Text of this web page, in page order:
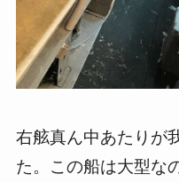
右舷真ん中あたりが
た。この船は大型な